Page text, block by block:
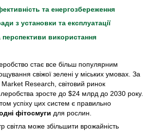
та енергозбереження
з установки та експлуатації
перспективи використання
стає все більш популярним
свіжої зелені у міських умовах. За
Research, світовий ринок
зросте до $24 млрд до 2030 року.
успіху цих систем є правильно
фітосмуги для рослин.
світла може збільшити врожайність